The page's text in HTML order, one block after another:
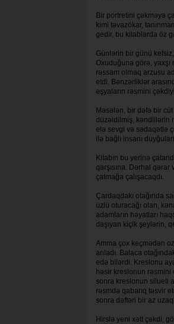
Bir portretini çəkməyə
kimi təvazökar,
gedir, bu kitablarda öz
Günlərin bir günü
Oxuduğuna görə,
rəssam olmaq arzusu
etdi. Bənzərliklər
əşyaların rəsmini
Məsələn, bir dəfə bir
düzəldilmiş, kəndlilərin
elə sevgi və sədaqətlə
ilə bağlı insanı
Kitabın bu yerinə
qarşısına. Dərhal
çatmağa çalışacaqdı.
Çardaqdakı otağında
üzlü oturacağı olan,
adamların həyatları
daşıyan kiçik şeylərin,
Amma çox keçmədən
anladı. Balaca
edə bilərdi. Kreslonu
həsir kreslonun rəsmini
sonra kreslonun silueti
rəsmdə qabarıq təsvir
sonra dəftəri bir az
Hirslə yeni xətt çəkdi,